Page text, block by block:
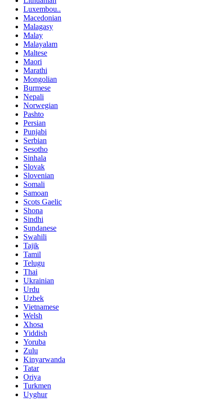
Luxembou..
Macedonian
Malagasy
Malay
Malayalam
Maltese
Maori
Marathi
Mongolian
Burmese
Nepali
Norwegian
Pashto
Persian
Punjabi
Serbian
Sesotho
Sinhala
Slovak
Slovenian
Somali
Samoan
Scots Gaelic
Shona
Sindhi
Sundanese
Swahili
Tajik
Tamil
Telugu
Thai
Ukrainian
Urdu
Uzbek
Vietnamese
Welsh
Xhosa
Yiddish
Yoruba
Zulu
Kinyarwanda
Tatar
Oriya
Turkmen
Uyghur